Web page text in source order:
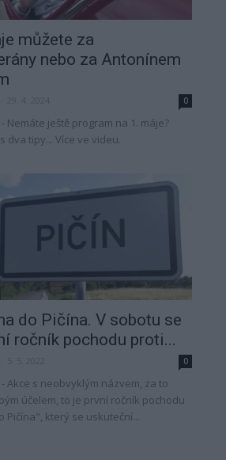
můžete za
nebo za Antonínem
0
- Nemáte ještě program na 1. máje?
dva tipy... Více ve videu.
do Pičína. V sobotu se
ročník pochodu proti...
0
- Akce s neobvyklým názvem, za to
účelem, to je první ročník pochodu
Pičína", který se uskuteční...